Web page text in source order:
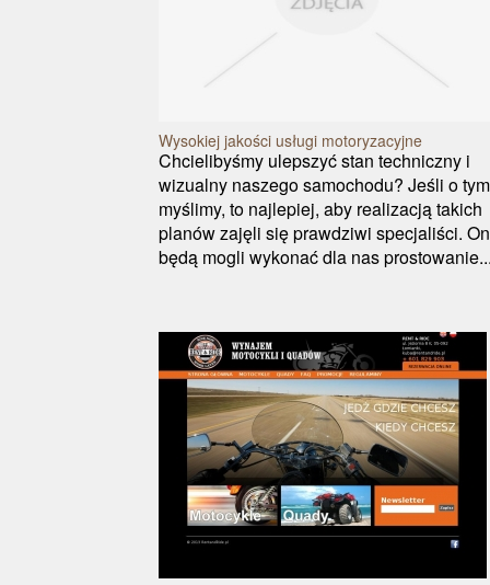
Wysokiej jakości usługi motoryzacyjne
Chcielibyśmy ulepszyć stan techniczny i
wizualny naszego samochodu? Jeśli o tym
myślimy, to najlepiej, aby realizacją takich
planów zajęli się prawdziwi specjaliści.
będą mogli wykonać dla nas